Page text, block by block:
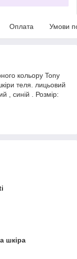
Оплата Умови
кольору Tony
теля. лицьовий
, синій . Розмір:
шкіра